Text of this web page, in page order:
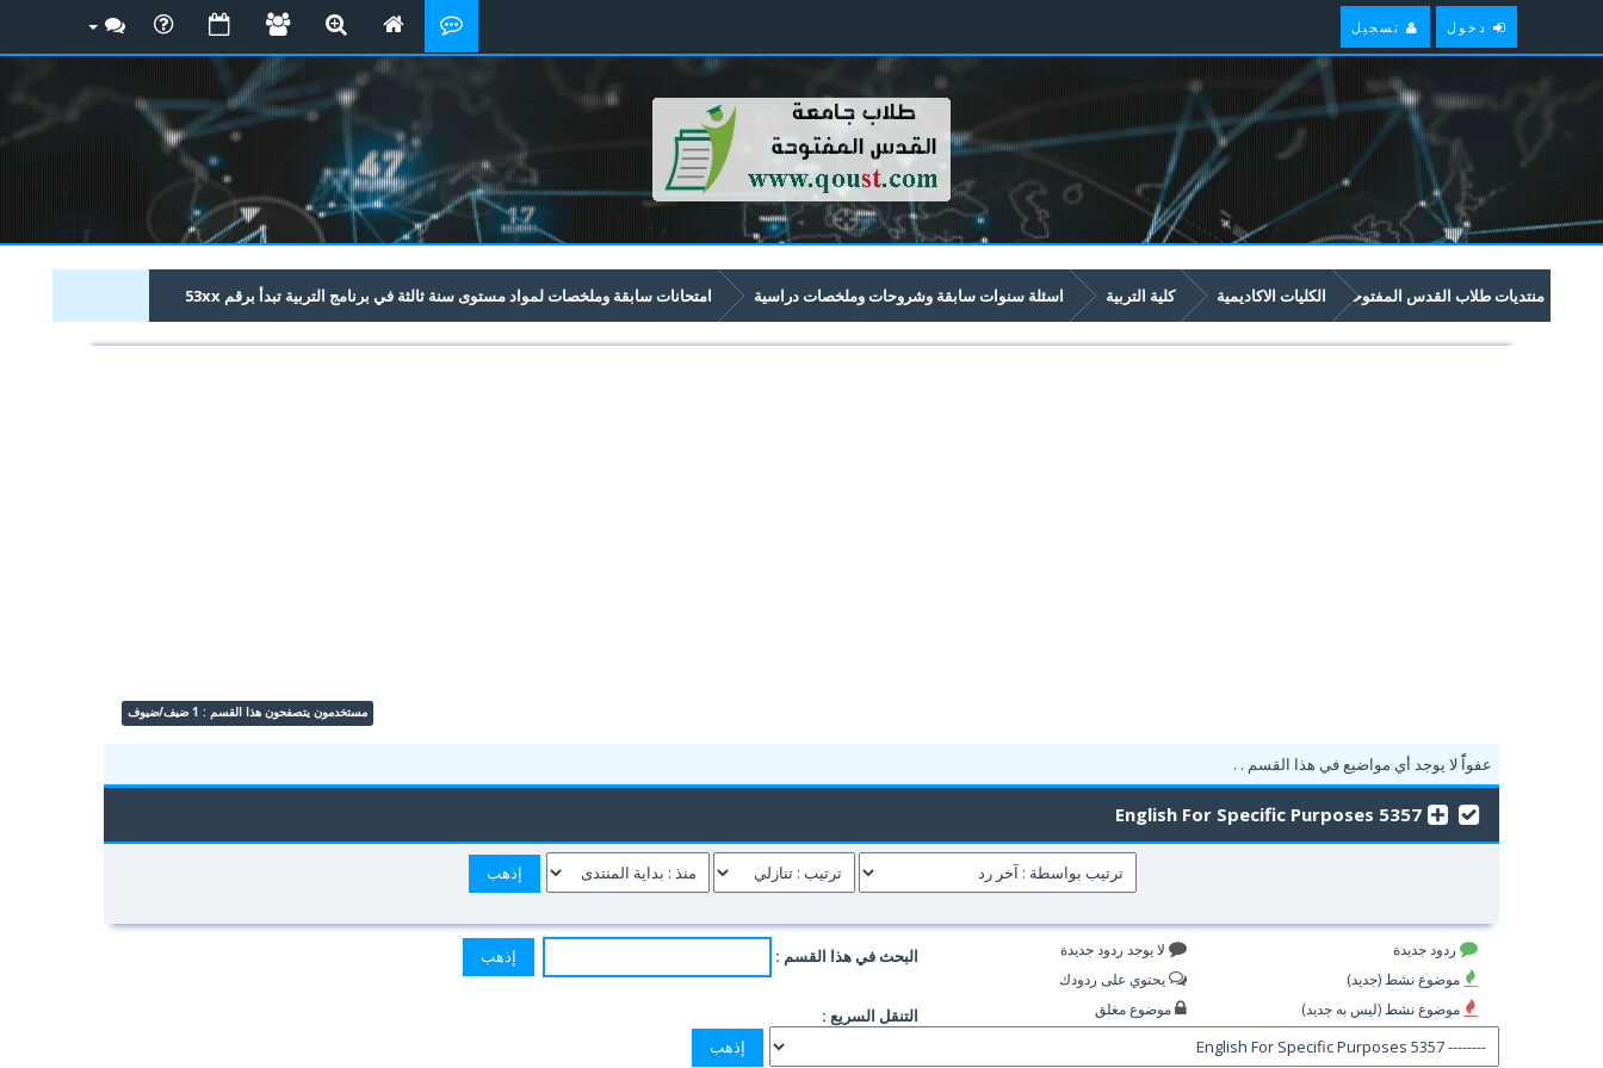
دخول تسجيل
منتديات طلاب القدس المفتوحة الكليات الاكاديمية كلية التربية اسئلة سنوات سابقة وشروحات وملخصات دراسية امتحانات سابقة وملخصات لمواد مستوى سنة ثالثة في برنامج التربية تبدأ برقم 53xx
5357 English For Specific Purposes
مستخدمون يتصفحون هذا القسم : 1 ضيف/ضيوف
عفواًً لا يوجد أي مواضيع في هذا القسم . .
5357 English For Specific Purposes
ردود جديدة
موضوع نشط (جديد)
موضوع نشط (ليس به جديد)
لا يوجد ردود جديدة
يحتوي على ردودك
موضوع مغلق
البحث في هذا القسم :
التنقل السريع :